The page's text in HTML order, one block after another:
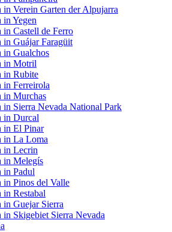
in Verein Garten der Alpujarra
in Yegen
Castell de Ferro
in Guájar Faragüit
in Gualchos
in Motril
in Rubite
in Ferreirola
in Murchas
in Sierra Nevada National Park
in Durcal
in El Pinar
in La Loma
in Lecrin
in Melegís
in Padul
in Pinos del Valle
in Restabal
in Guejar Sierra
Skigebiet Sierra Nevada